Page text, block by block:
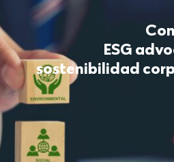
Cómo el
Center sostiene
juegos online,